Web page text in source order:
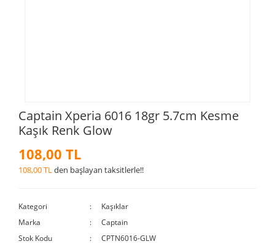
Captain Xperia 6016 18gr 5.7cm Kesme
Kaşık Renk Glow
108,00 TL
108,00 TLden başlayan taksitlerle!!
Kategori
Kaşıklar
Marka
Captain
Stok Kodu
CPTN6016-GLW